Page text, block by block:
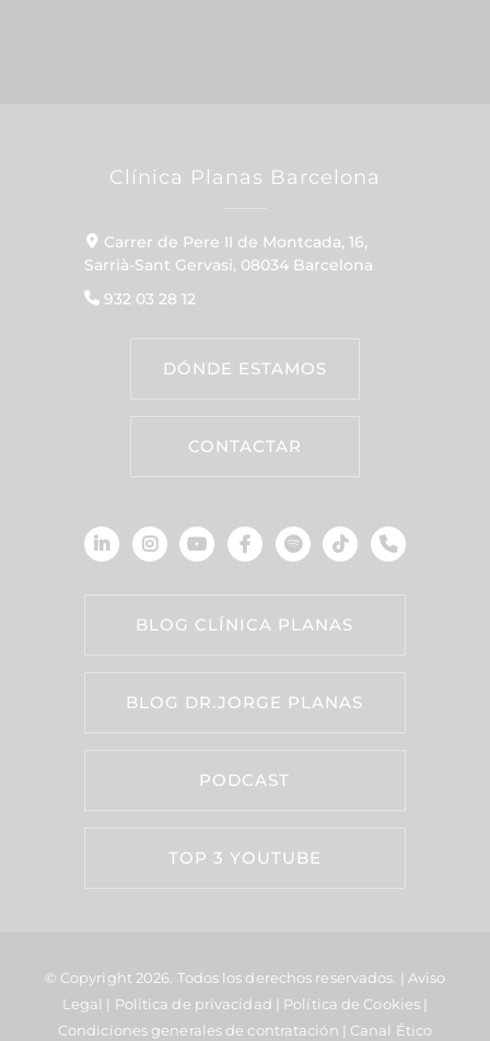
Clínica Planas Barcelona
Carrer de Pere II de Montcada, 16,
Sarrià-Sant Gervasi, 08034 Barcelona
932 03 28 12
DÓNDE ESTAMOS
CONTACTAR
BLOG CLÍNICA PLANAS
BLOG DR.JORGE PLANAS
PODCAST
TOP 3 YOUTUBE
© Copyright 2026. Todos los derechos reservados. | Aviso
Legal | Política de privacidad | Política de Cookies |
Condiciones generales de contratación | Canal Ético